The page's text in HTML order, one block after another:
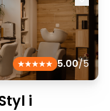
5.00/5
i